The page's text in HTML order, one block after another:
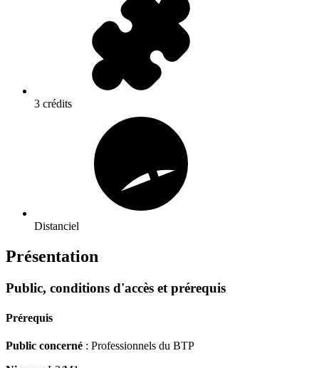
3 crédits
Distanciel
Présentation
Public, conditions d'accès et prérequis
Prérequis
Public concerné : Professionnels du BTP